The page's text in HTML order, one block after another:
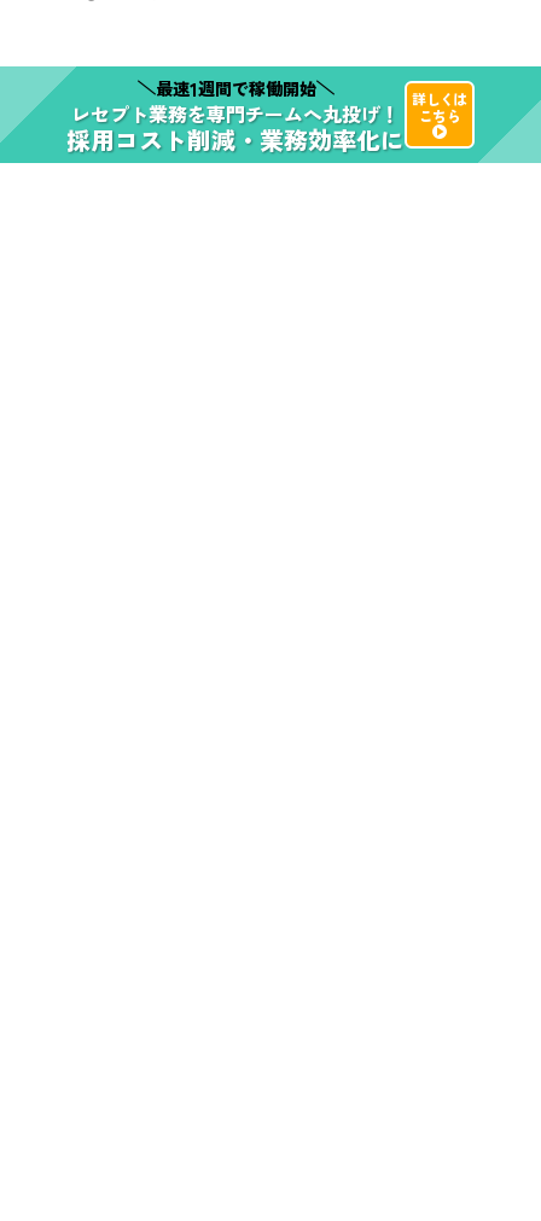
最速1週間で稼働開始
レセプト業務を専門チームへ丸投げ！
採用コスト削減・業務効率化に
詳しくは
こちら
play_arrow